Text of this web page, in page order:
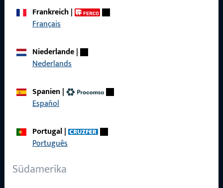
zuverlässig.Frankreich|
Français
Niederlande|
Nederlands
Spanien |
Español
Portugal|
Português
Südamerika
Allgemeines